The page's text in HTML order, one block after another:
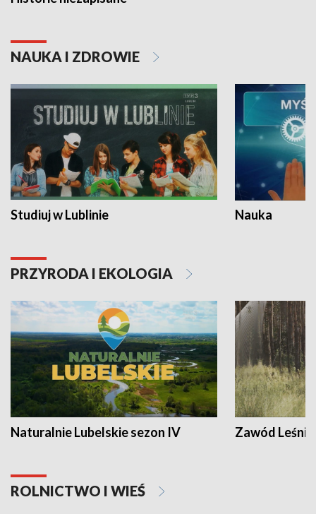
NAUKA I ZDROWIE
Studiuj w Lublinie Nauka
PRZYRODA I EKOLOGIA
Naturalnie Lubelskie sezon IV Zawód Leśnik
ROLNICTWO I WIEŚ